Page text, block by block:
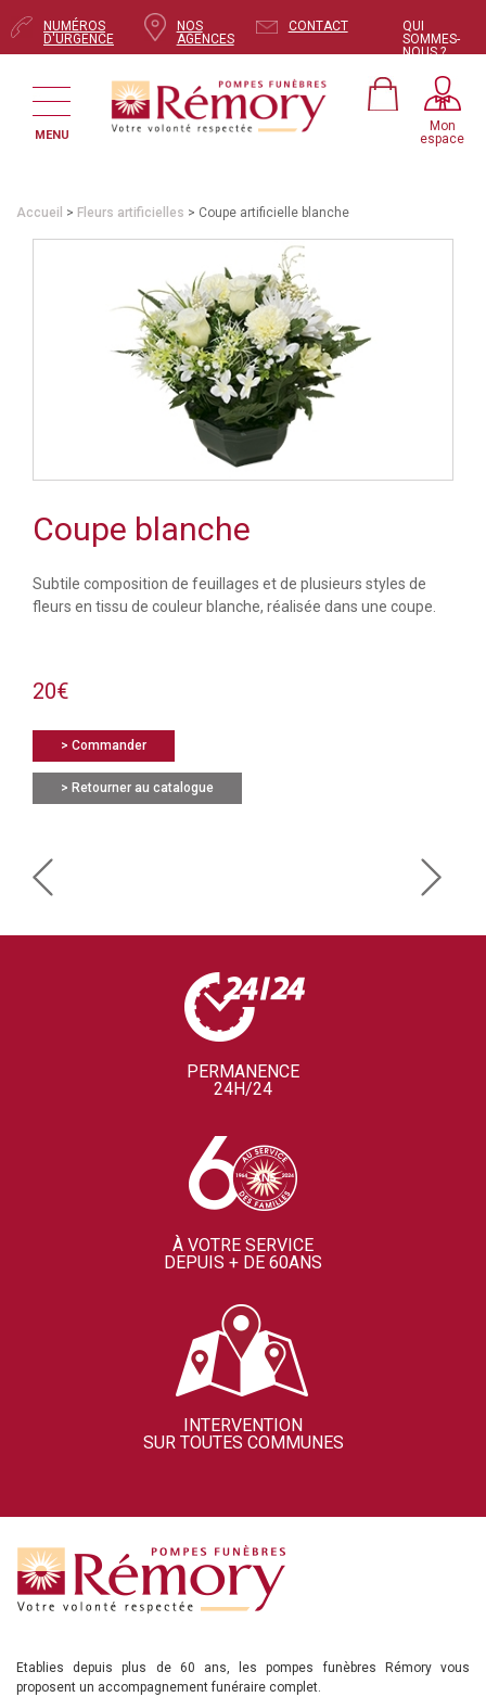
NUMÉROS
D'URGENCE
NOS
AGENCES
CONTACT
QUI
SOMMES-
NOUS ?
MENU
Mon
espace
Accueil > Fleurs artificielles > Coupe artificielle blanche
Coupe blanche
Subtile composition de feuillages et de plusieurs styles de
fleurs en tissu de couleur blanche, réalisée dans une coupe.
20€
> Commander
> Retourner au catalogue
PERMANENCE
24H/24
À VOTRE SERVICE
DEPUIS + DE 60ANS
INTERVENTION
SUR TOUTES COMMUNES
Etablies depuis plus de 60 ans, les pompes funèbres Rémory vous
proposent un accompagnement funéraire complet.